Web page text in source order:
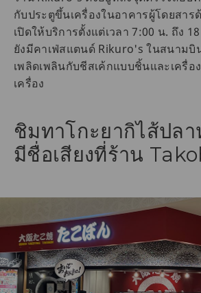
กับประตูขึ้นเครื่องในอาคารผู้โดยสาร
เปิดให้บริการตั้งแต่เวลา 7:00 น. ถึง
ยังมีคาเฟ่สแตนด์ Rikuro's ในสนาม
เพลิดเพลินกับชีสเค้กแบบชิ้นและเครื่
เครื่อง
ชิมทาโกะยากิไส้ปล
มีชื่อเสียงที่ร้าน